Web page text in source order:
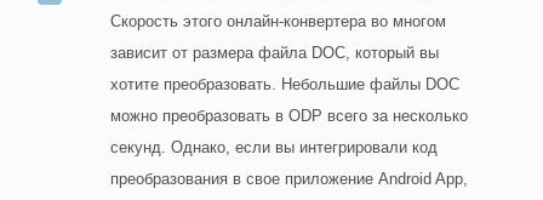
Скорость этого онлайн-конвертера во многом
зависит от размера файла DOC, который вы
хотите преобразовать. Небольшие файлы DOC
можно преобразовать в ODP всего за несколько
секунд. Однако, если вы интегрировали код
преобразования в свое приложение Android App,